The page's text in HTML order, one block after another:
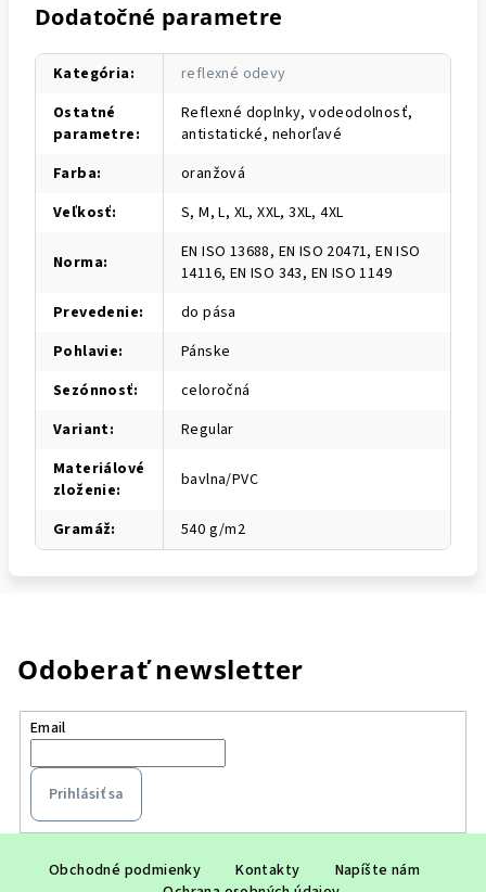
Dodatočné parametre
Kategória:
reflexné odevy
Ostatné
parametre:
Reflexné doplnky, vodeodolnosť,
antistatické, nehorľavé
Farba:
oranžová
Veľkosť: S, M, L, XL, XXL, 3XL, 4XL
Norma:
EN ISO 13688, EN ISO 20471, EN ISO
14116, EN ISO 343, EN ISO 1149
Prevedenie:
do pása
Pohlavie:
Pánske
Sezónnosť:
celoročná
Variant:
Regular
Materiálové
zloženie: bavlna/PVC
Gramáž: 540 g/m2
Odoberať newsletter
Email
Prihlásiť sa
Obchodné podmienky Kontakty
Napíšte nám